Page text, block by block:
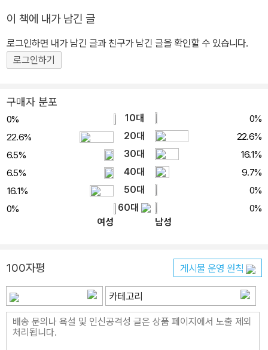
이 책에 내가 남긴 글
로그인하면 내가 남긴 글과 친구가 남긴 글을 확인할 수 있습니다.
로그인하기
구매자 분포
0% 10대
0%
22.6%
20대
22.6%
6.5%
30대
16.1%
6.5%
40대
9.7%
16.1%
50대
0%
0%
60대
0%
여성
남성
100자평 게시물 운영 원칙
카테고리